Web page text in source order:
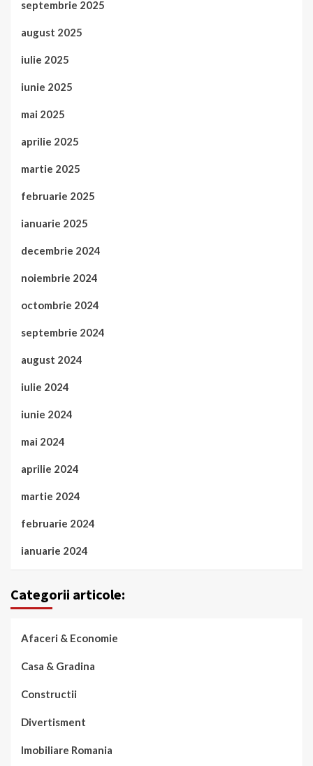
septembrie 2025
august 2025
iulie 2025
iunie 2025
mai 2025
aprilie 2025
martie 2025
februarie 2025
ianuarie 2025
decembrie 2024
noiembrie 2024
octombrie 2024
septembrie 2024
august 2024
iulie 2024
iunie 2024
mai 2024
aprilie 2024
martie 2024
februarie 2024
ianuarie 2024
Categorii articole:
Afaceri & Economie
Casa & Gradina
Constructii
Divertisment
Imobiliare Romania